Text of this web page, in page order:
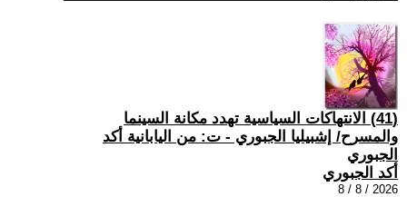
(41) الانتهاكات السياسية تهدد مكانة السينما
والمسرح/ إشبيليا الجبوري - ت: من اليابانية أكد
الجبوري
أكد الجبوري
2026 / 8 / 8